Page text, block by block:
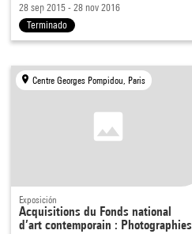
28 sep 2015 - 28 nov 2016
Terminado
Centre Georges Pompidou, Paris
Exposición
Acquisitions du Fonds national
d’art contemporain : Photographies